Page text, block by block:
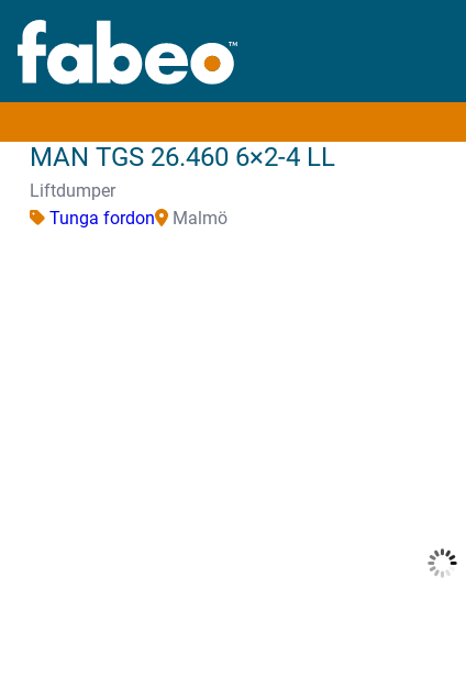
MAN TGS 26.460 6×2-4 LL
Liftdumper
Tunga fordon
Malmö